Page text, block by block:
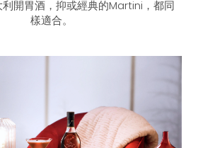
開胃酒，抑或經典的Martini，都同
樣適合。